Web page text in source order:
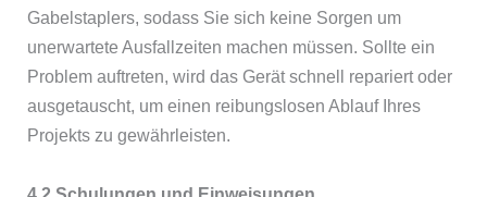
Gabelstaplers, sodass Sie sich keine Sorgen um
unerwartete Ausfallzeiten machen müssen. Sollte ein
Problem auftreten, wird das Gerät schnell repariert oder
ausgetauscht, um einen reibungslosen Ablauf Ihres
Projekts zu gewährleisten.